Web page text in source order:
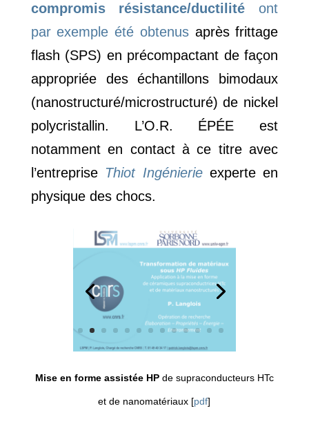
compromis résistance/ductilité ont
par exemple été obtenusaprès frittage
flash (SPS) en précompactant de façon
appropriée des échantillons bimodaux
(nanostructuré/microstructuré) de nickel
polycristallin. L’O.R. ÉPÉE est
notamment en contact à ce titre avec
l’entreprise Thiot Ingénierieexperte en
physique des chocs.
Mise en forme assistée HPde supraconducteurs HTc
et de nanomatériaux [pdf]